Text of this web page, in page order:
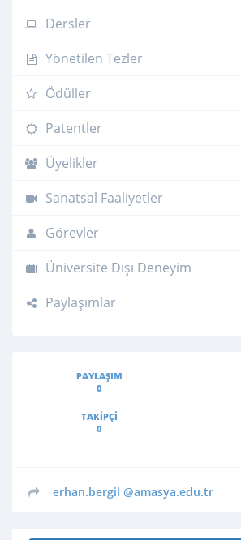
Dersler
Yönetilen Tezler
Ödüller
Patentler
Üyelikler
Sanatsal Faaliyetler
Görevler
Üniversite Dışı Deneyim
Paylaşımlar
PAYLAŞIM
0
TAKIPÇI
0
erhan.bergil @amasya.edu.tr